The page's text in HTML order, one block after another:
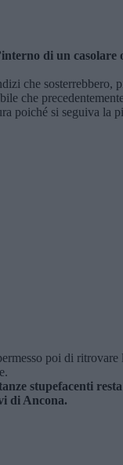
di un
che sosterrebbero,
che
poiché si seguiva la
poi di
stupefacenti
di Ancona.